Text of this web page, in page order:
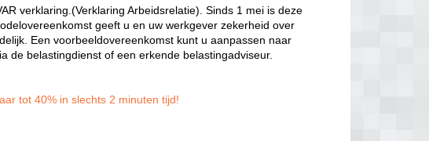
verklaring.(Verklaring Arbeidsrelatie). Sinds 1 mei is deze
geeft u en uw werkgever zekerheid over
Een voorbeeldovereenkomst kunt u aanpassen naar
de belastingdienst of een erkende belastingadviseur.
tot 40% in slechts 2 minuten tijd!